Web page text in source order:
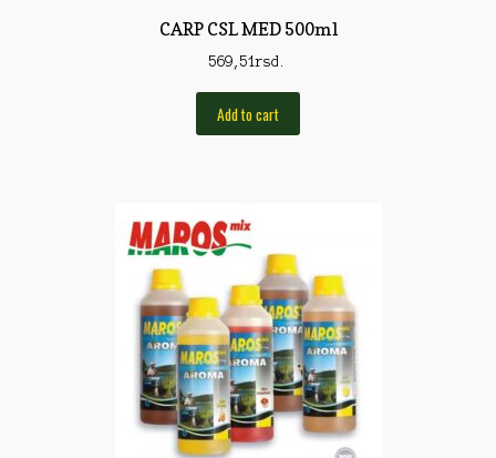
CARP CSL MED 500ml
569,51rsd.
Add to cart